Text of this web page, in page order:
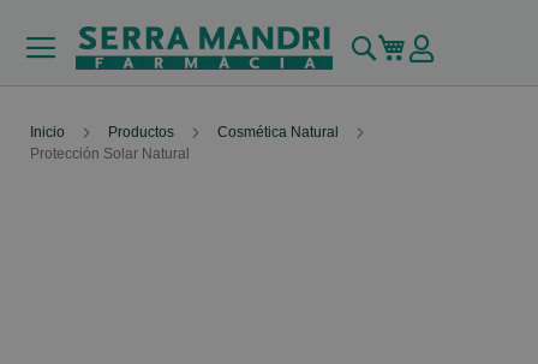
Buscar
Mi carrito
Inicio Productos
Cosmética Natural
Protección Solar Natural